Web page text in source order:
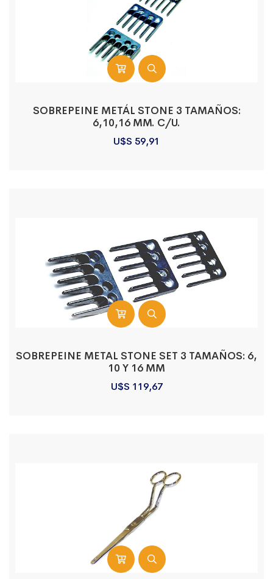
SOBREPEINE METÁL STONE 3 TAMAÑOS:
6,10,16 MM. C/U.
U$S 59,91
SOBREPEINE METAL STONE SET 3 TAMAÑOS: 6,
10 Y 16 MM
U$S 119,67